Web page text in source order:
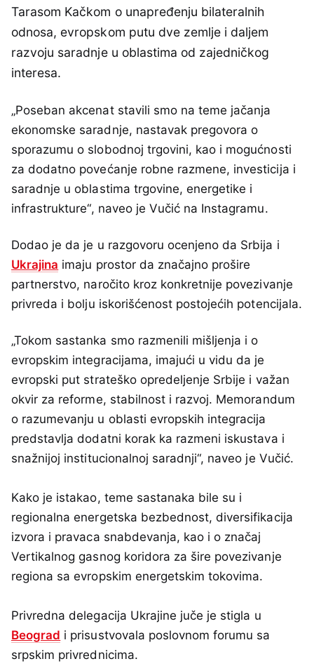
Tarasom Kačkom o unapređenju bilateralnih
odnosa, evropskom putu dve zemlje i daljem
razvoju saradnje u oblastima od zajedničkog
interesa.
„Poseban akcenat stavili smo na teme jačanja
ekonomske saradnje, nastavak pregovora o
sporazumu o slobodnoj trgovini, kao i mogućnosti
za dodatno povećanje robne razmene, investicija i
saradnje u oblastima trgovine, energetike i
infrastrukture“, naveo je Vučić na Instagramu.
Dodao je da je u razgovoru ocenjeno da Srbija i
Ukrajina imaju prostor da značajno prošire
partnerstvo, naročito kroz konkretnije povezivanje
privreda i bolju iskorišćenost postojećih potencijala.
„Tokom sastanka smo razmenili mišljenja i o
evropskim integracijama, imajući u vidu da je
evropski put strateško opredeljenje Srbije i važan
okvir za reforme, stabilnost i razvoj. Memorandum
o razumevanju u oblasti evropskih integracija
predstavlja dodatni korak ka razmeni iskustava i
snažnijoj institucionalnoj saradnji“, naveo je Vučić.
Kako je istakao, teme sastanaka bile su i
regionalna energetska bezbednost, diversifikacija
izvora i pravaca snabdevanja, kao i o značaj
Vertikalnog gasnog koridora za šire povezivanje
regiona sa evropskim energetskim tokovima.
Privredna delegacija Ukrajine juče je stigla u
Beograd i prisustvovala poslovnom forumu sa
srpskim privrednicima.